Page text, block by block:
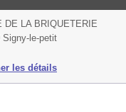
DE LA BRIQUETERIE
Signy-le-petit
les détails